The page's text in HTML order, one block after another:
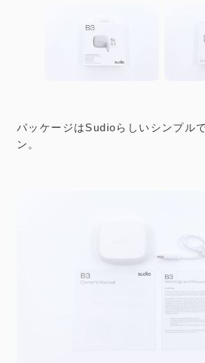
パッケージはSudioらしいシンプル
ン。